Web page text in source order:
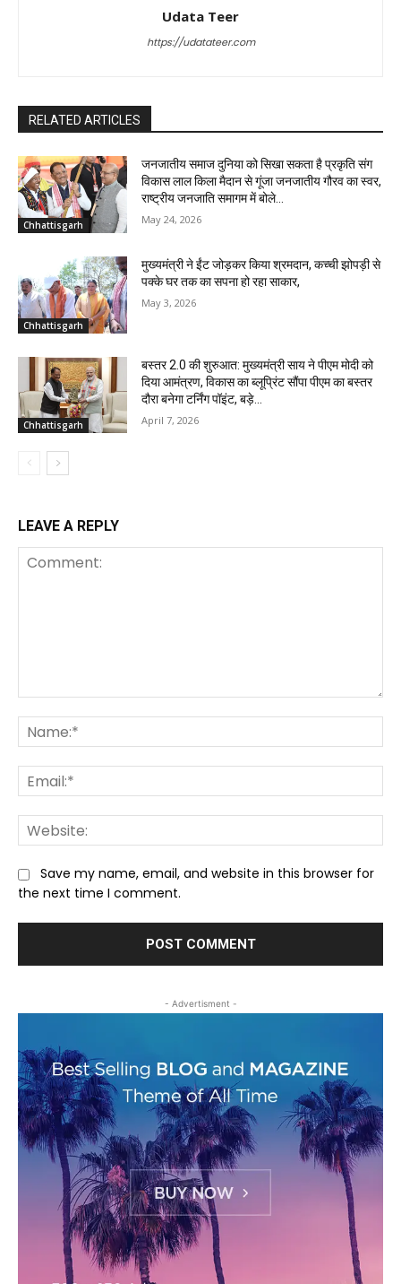
Udata Teer
https://udatateer.com
RELATED ARTICLES
Chhattisgarh
जनजातीय समाज दुनिया को सिखा सकता है प्रकृति संग
विकास लाल किला मैदान से गूंजा जनजातीय गौरव का स्वर,
राष्ट्रीय जनजाति समागम में बोले...
May 24, 2026
Chhattisgarh
मुख्यमंत्री ने ईंट जोड़कर किया श्रमदान, कच्ची झोपड़ी से
पक्के घर तक का सपना हो रहा साकार,
May 3, 2026
Chhattisgarh
बस्तर 2.0 की शुरुआत: मुख्यमंत्री साय ने पीएम मोदी को
दिया आमंत्रण, विकास का ब्लूप्रिंट सौंपा पीएम का बस्तर
दौरा बनेगा टर्निंग पॉइंट, बड़े...
April 7, 2026
LEAVE A REPLY
Save my name, email, and website in this browser for
the next time I comment.
- Advertisment -